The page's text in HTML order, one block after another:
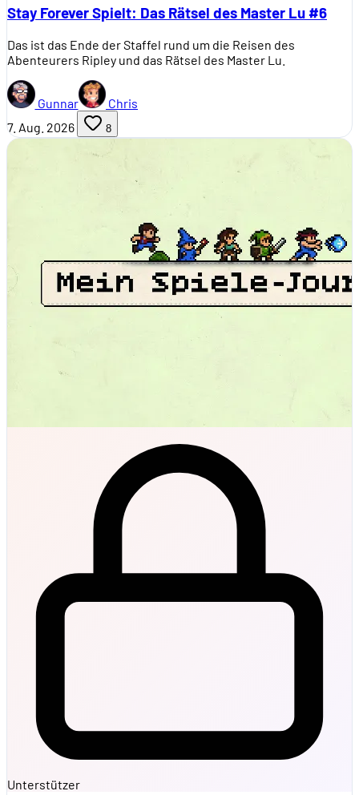
Stay Forever Spielt: Das Rätsel des Master Lu #6
Das ist das Ende der Staffel rund um die Reisen des
Abenteurers Ripley und das Rätsel des Master Lu.
Gunnar
Chris
7. Aug. 2026
8
Unterstützer